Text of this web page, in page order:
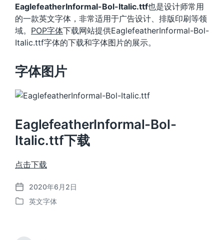
EaglefeatherInformal-Bol-Italic.ttf也是设计师常用
的一款英文字体，非常适用于广告设计、排版印刷等领
域。 POP字体下载网站提供EaglefeatherInformal-Bol-
Italic.ttf字体的下载和字体图片的展示。
字体图片
EaglefeatherInformal-Bol-
Italic.ttf下载
点击下载
发
布
2020年6月2日
发
英文字体